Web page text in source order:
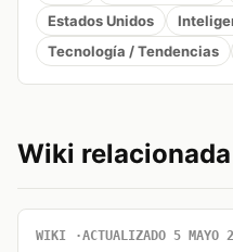
Estados Unidos
Tecnología / Tendencias
Wiki relacionada
WIKI ACTUALIZADO 5 MAYO